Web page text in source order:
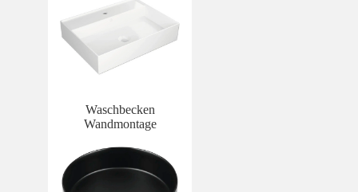
Waschbecken
Wandmontage